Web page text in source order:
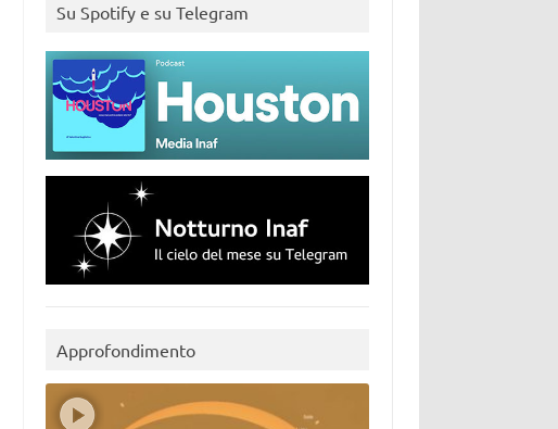
Su Spotify e su Telegram
Approfondimento